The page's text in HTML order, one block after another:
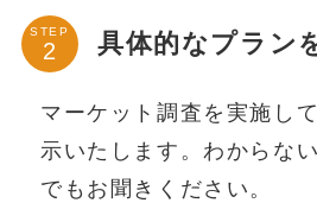
STEP 具体的なプラン
マーケット調査を実施し
示いたします。わからな
でもお聞きください。